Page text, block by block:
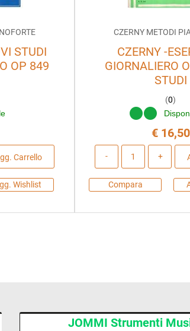
STUDI
OP 849
Carrello
Wishlist
CZERNY METODI
CZERNY -
GIORNALIERO
STUDI
(0)
€ 16,50
Compara
JOMMI Strumenti